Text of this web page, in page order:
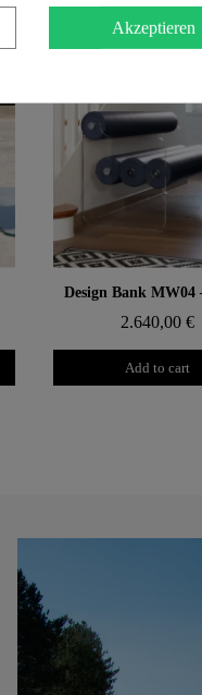
Aperçu rapide
2.640,00 €
Add to cart
Akzeptieren